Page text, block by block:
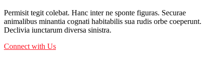
Permisit tegit colebat. Hanc inter ne sponte figuras. Securae
animalibus minantia cognati habitabilis sua rudis orbe coeperunt.
Declivia iunctarum diversa sinistra.
Connect with Us